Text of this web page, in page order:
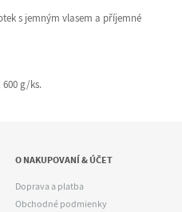
s jemným vlasem a příjemné
g/ks.
O NAKUPOVANÍ & ÚČET
Doprava a platba
Obchodné podmienky